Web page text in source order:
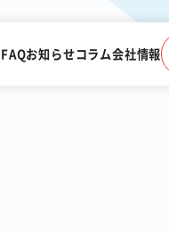
FAQお知らせコラム会社情報